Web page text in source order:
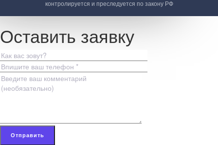
контролируется и преследуется по закону РФ
Оставить заявку